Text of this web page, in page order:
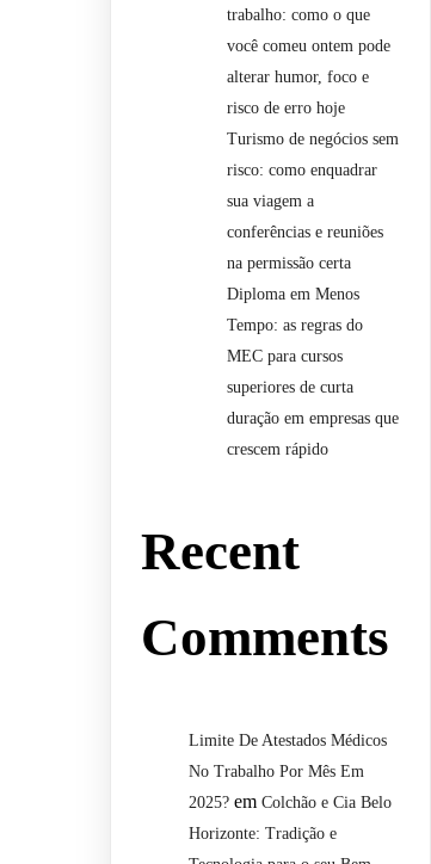
trabalho: como o que
você comeu ontem pode
alterar humor, foco e
risco de erro hoje
Turismo de negócios sem
risco: como enquadrar
sua viagem a
conferências e reuniões
na permissão certa
Diploma em Menos
Tempo: as regras do
MEC para cursos
superiores de curta
duração em empresas que
crescem rápido
Recent
Comments
Limite De Atestados Médicos
No Trabalho Por Mês Em
2025? emColchão e Cia Belo
Horizonte: Tradição e